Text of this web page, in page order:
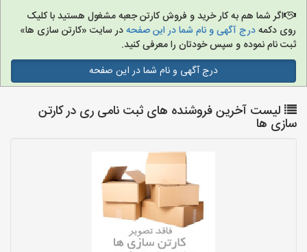
اگر شما هم به کار خرید و فروش کارتن جعبه مشغول هستید با کلیک
روی دکمهدرج آگهی و نام شما در این صفحهدر سایت «کارتن سازی ها»
ثبت نام نموده و سپس خودتان را معرفی کنید.
درج آگهی و نام شما در این صفحه
لیست آخرین فروشنده های ثبت نامی ری در کارتن
سازی ها